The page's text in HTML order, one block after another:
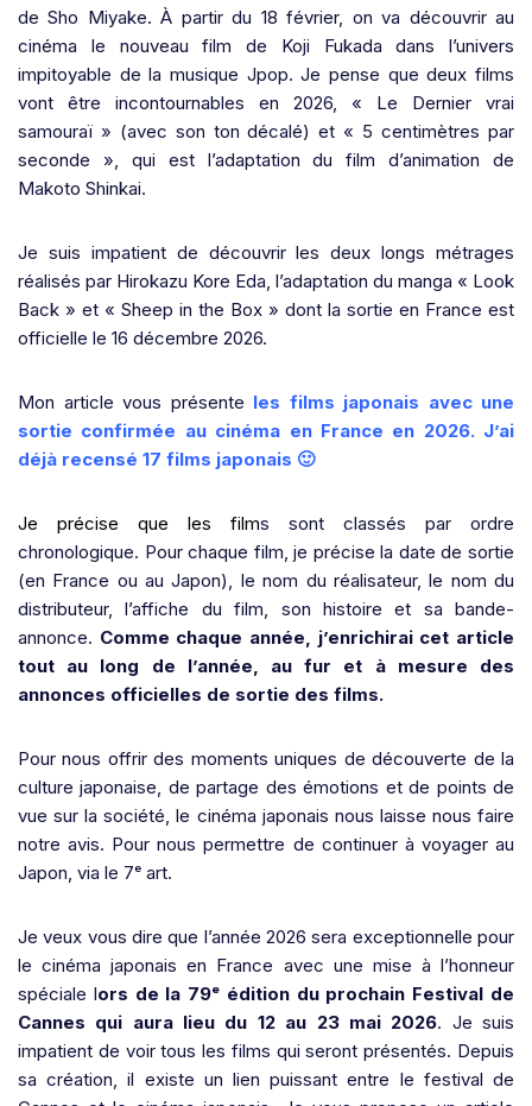
de Sho Miyake. À partir du 18 février, on va découvrir au
cinéma le nouveau film de Koji Fukada dans l’univers
impitoyable de la musique Jpop. Je pense que deux films
vont être incontournables en 2026, « Le Dernier vrai
samouraï » (avec son ton décalé) et « 5 centimètres par
seconde », qui est l’adaptation du film d’animation de
Makoto Shinkai.
Je suis impatient de découvrir les deux longs métrages
réalisés par Hirokazu Kore Eda, l’adaptation du manga « Look
Back » et « Sheep in the Box » dont la sortie en France est
officielle le 16 décembre 2026.
Mon article vous présente les films japonais avec une
sortie confirmée au cinéma en France en 2026. J’ai
déjà recensé 17 films japonais 🙂
Je précise que les films sont classés par ordre
chronologique. Pour chaque film, je précise la date de sortie
(en France ou au Japon), le nom du réalisateur, le nom du
distributeur, l’affiche du film, son histoire et sa bande-
annonce. Comme chaque année, j’enrichirai cet article
tout au long de l’année, au fur et à mesure des
annonces officielles de sortie des films.
Pour nous offrir des moments uniques de découverte de la
culture japonaise, de partage des émotions et de points de
vue sur la société, le cinéma japonais nous laisse nous faire
notre avis. Pour nous permettre de continuer à voyager au
Japon, via le 7ᵉ art.
Je veux vous dire que l’année 2026 sera exceptionnelle pour
le cinéma japonais en France avec une mise à l’honneur
spéciale lors de la 79ᵉ édition du prochain Festival de
Cannes qui aura lieu du 12 au 23 mai 2026. Je suis
impatient de voir tous les films qui seront présentés. Depuis
sa création, il existe un lien puissant entre le festival de